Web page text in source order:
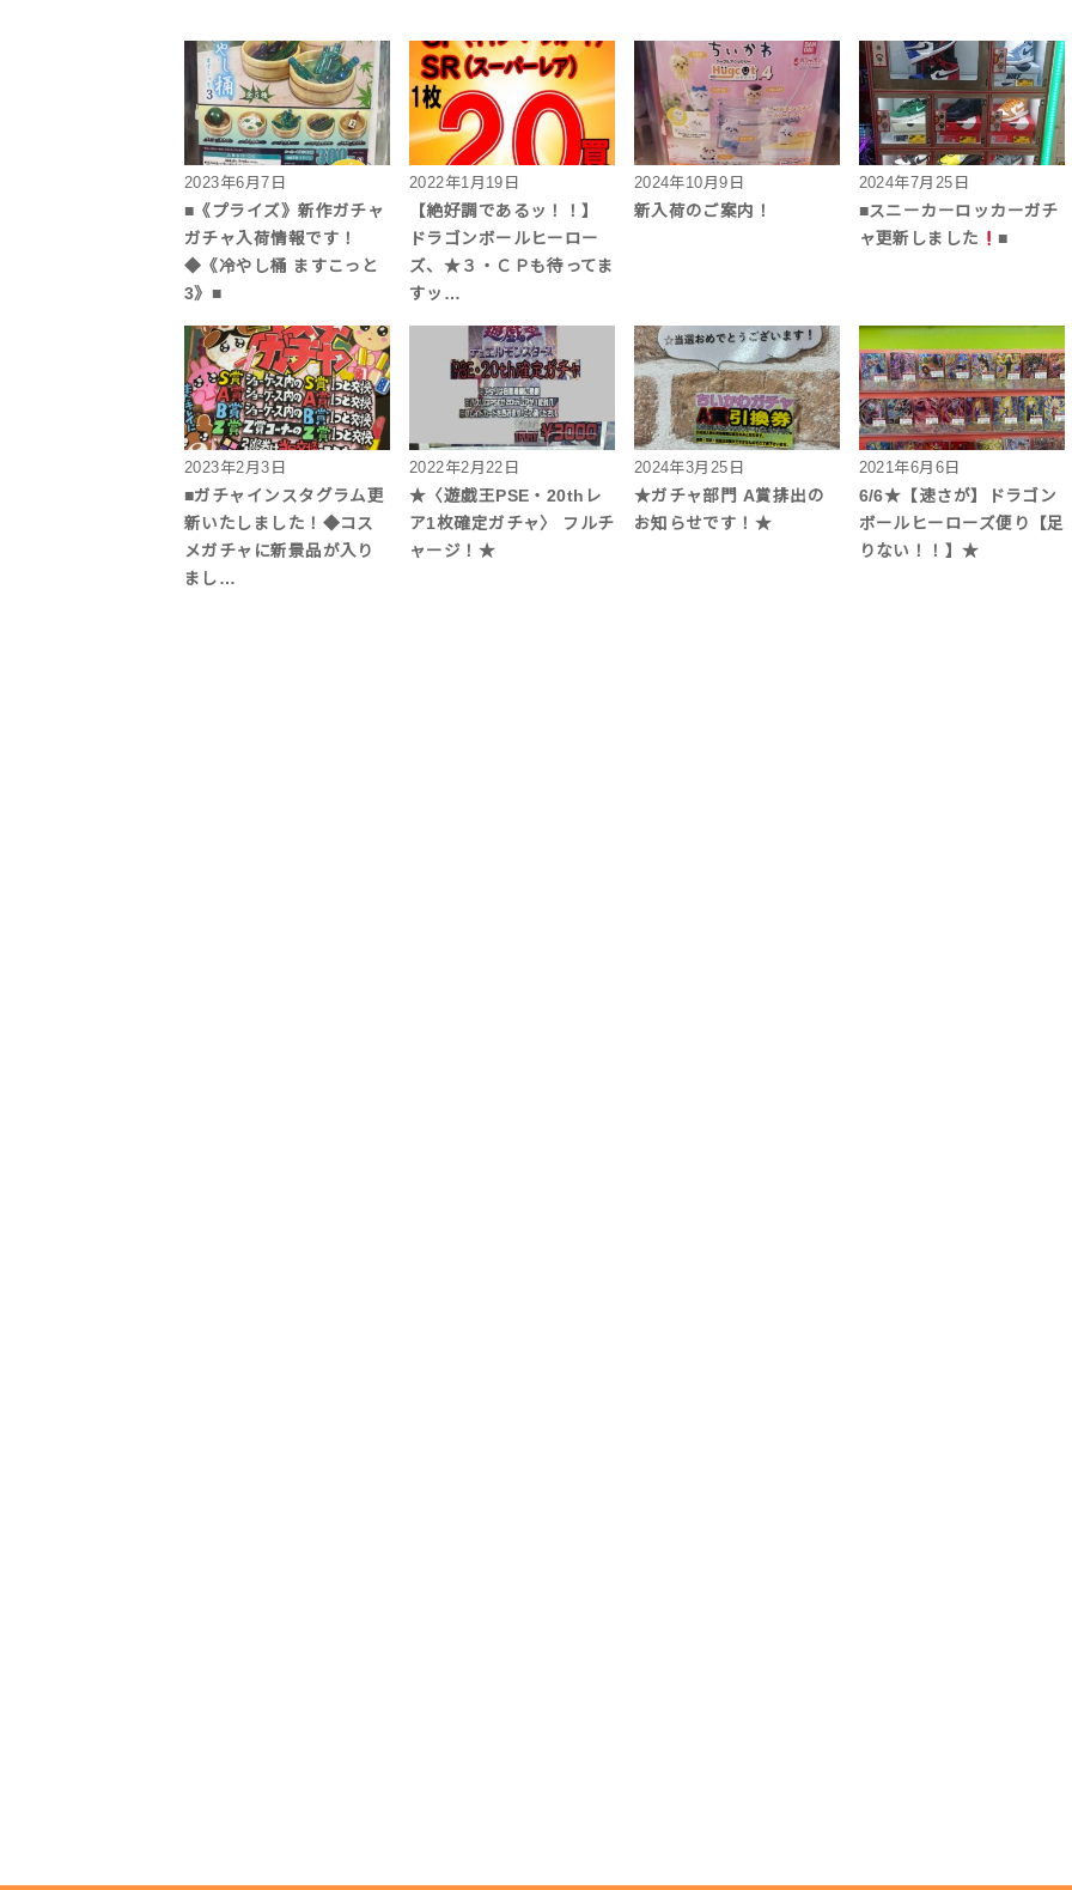
2023年6月7日
■《プライズ》新作ガチャ
ガチャ入荷情報です！
◆《冷やし桶 ますこっと
3》■
2022年1月19日
【絶好調であるッ！！】
ドラゴンボールヒーロー
ズ、★３・ＣＰも待ってま
すッ…
2024年10月9日
新入荷のご案内！
2024年7月25日
■スニーカーロッカーガチ
ャ更新しました
■
2023年2月3日
■ガチャインスタグラム更
新いたしました！◆コス
メガチャに新景品が入り
まし…
2022年2月22日
★〈遊戯王PSE・20thレ
ア1枚確定ガチャ〉 フルチ
ャージ！★
2024年3月25日
★ガチャ部門 A賞排出の
お知らせです！★
2021年6月6日
6/6★【速さが】ドラゴン
ボールヒーローズ便り【足
りない！！】★